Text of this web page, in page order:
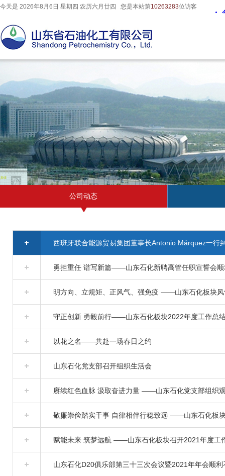
今天是 2026年8月 6 日 星期四 农历六月廿四 您是本站第10263283位访客
公司动态
西班牙联合能源贸易集团董事长Antonio Márquez一行
勇担重任 谱写新篇——山东石化新聘高管任职宣誓会顺
明方向、立规矩、正风气、强免疫 ——山东石化板块
守正创新 勇毅前行——山东石化板块2022年度工作总
以花之名——共赴一场春日之约
山东石化党支部召开组织生活会
赓续红色血脉 汲取奋进力量 ——山东石化党支部组织
敬廉崇俭踏实干事 自律相伴行稳致远 ——山东石化板
赋能未来 筑梦远航 ——山东石化板块召开2021年度工
山东石化D20俱乐部第三十三次会议暨2021年年会顺利